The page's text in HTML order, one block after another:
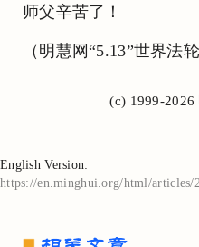
师父辛苦了！
（明慧网“5.13”世界法
(c) 1999-
English Version:
https://en.minghui.org/html/articles/